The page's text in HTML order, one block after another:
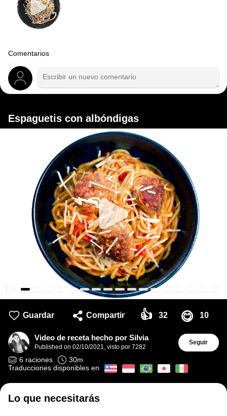
Comentarios
Espaguetis con albóndigas
Guardar Compartir 👍 32 😋 10
Video de receta hecho por Silvia
Published on 02/10/2021, visto por 7282
Seguir
6 raciones 30m
Traducciones disponibles en
Lo que necesitarás